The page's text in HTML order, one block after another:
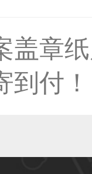
盖章
到付！